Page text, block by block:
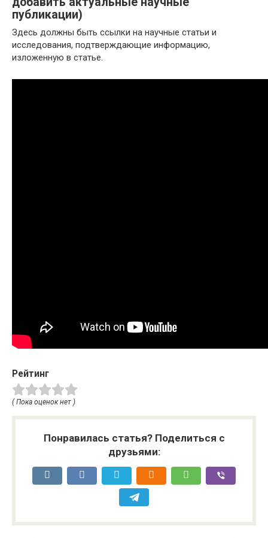
публикации)
Здесь должны быть ссылки на научные статьи и
исследования, подтверждающие информацию,
изложенную в статье.
Рейтинг
( Пока оценок нет )
Понравилась статья? Поделиться с
друзьями: